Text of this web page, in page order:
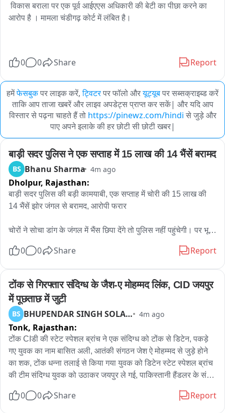
विकास बराला पर एक पूर्व आईएएस अधिकारी की बेटी का पीछा करने का
आरोप है । मामला चंडीगढ़ कोर्ट में लंबित है।
0 0 Share Report
हमेंफेसबुकपर लाइक करें, ट्विटरपर फॉलो औरयूट्यूबपर सब्सक्राइब्ड करें
ताकि आप ताजा खबरें और लाइव अपडेट्स प्राप्त कर सकें| और यदि आप
विस्तार से पढ़ना चाहते हैं तो https://pinewz.com/hindi से जुड़े और
पाए अपने इलाके की हर छोटी सी छोटी खबर|
बाड़ी सदर पुलिस ने एक सप्ताह में 15 लाख की 14 भैंसें बरामद
BS Bhanu Sharma 4m ago
Dholpur, Rajasthan:
बाड़ी सदर पुलिस की बड़ी कामयाबी, एक सप्ताह में चोरी की 15 लाख की
14 भैंसें झोर जंगल से बरामद, आरोपी फरार
चोरों ने सोचा डांग के जंगल में भैंस छिपा देंगे तो पुलिस नहीं पहुंचेगी। पर भूल
भैंसें भी ढूंढ निकालीं।
बाड़ी। बाड़ी सदर थाना पुलिस ने मेहनत और मुस्तैदी से करीब एक सप्ताह
पहले हुई भैंस चोरी की सनसनीखेज वारदात का खुलासा कर दिया है। पुलिस
टीम ने झोर गांव के घने जंगल और दुर्गम डांग क्षेत्र में दबिश देकर 15 लाख
रुपये कीमत की 14 भैंसें सुरक्षित बरामद कर ली हैं। हालांकि घने जंगल और
अंधेरे का फायदा उठाकर आरोपी मौके से फरार होने में कामयाब रहे, जिनकी
तलाश के लिए पुलिस ने विशेष टीमें गठित की हैं।
थाना प्रभारी मोहर सिंह ने बताया कि 1 अगस्त 2026 की रात करीब 1:30
बजे मोतीकोटरा निवासी देशराज पुत्र, कल्लू पुत्र और राकेश गुर्जर सहित 5-
मिली थी। पीड़ित परिवार के अनुसार सुबह करीब 4 बजे जब वे बाड़े पर पहुंचे
0 0 Share Report
टोंक से गिरफ्तार संदिग्ध के जैश-ए मोहम्मद लिंक, CID जयपुर
में पूछताछ में जुटी
BS BHUPENDAR SINGH SOLANKI 4m ago
Tonk, Rajasthan:
टोंक CIडी की स्टेट स्पेशल ब्रांच ने एक संदिग्ध को टोंक से डिटेन, पकड़े
गए युवक का नाम बासित अली, आतंकी संगठन जेश ऐ मोहम्मद से जुड़े होने
का शक, टोंक धन्ना तलाई से किया गया युवक को डिटेन स्टेट स्पेशल ब्रांच
की टीम संदिग्ध युवक को उठाकर जयपुर ले गई, पाकिस्तानी हैंडलर के संपर्क
जा रहा  पकड़ा गया युवक, जयपुर में पूछताछ जारी
0 0 Share Report